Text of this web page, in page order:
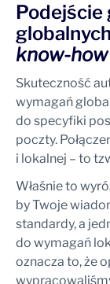
Podejście
know-how
Skuteczność
wymagań
do specyfiki
poczty.
i lokalnej – to
Właśnie to
by Twoje
standardy, a
do wymagań
oznacza to, że